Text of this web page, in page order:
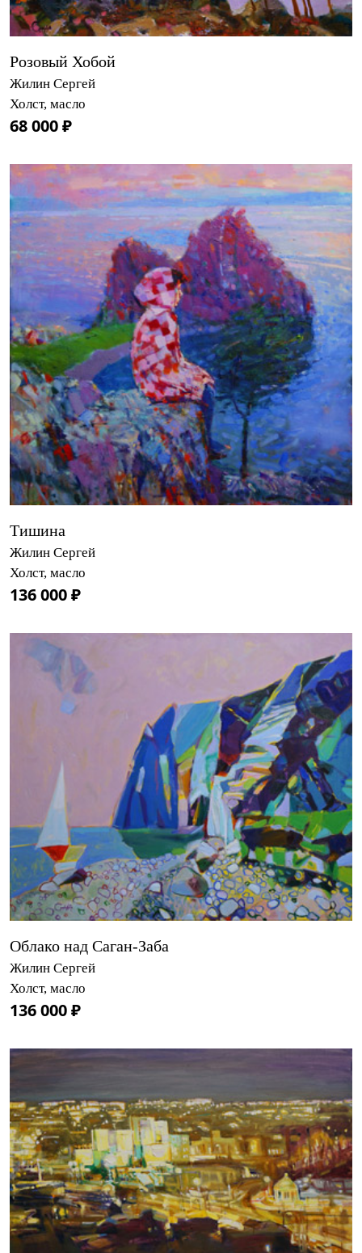
Розовый Хобой
Жилин Сергей
Холст, масло
68 000 ₽
Тишина
Жилин Сергей
Холст, масло
136 000 ₽
Облако над Саган-Заба
Жилин Сергей
Холст, масло
136 000 ₽